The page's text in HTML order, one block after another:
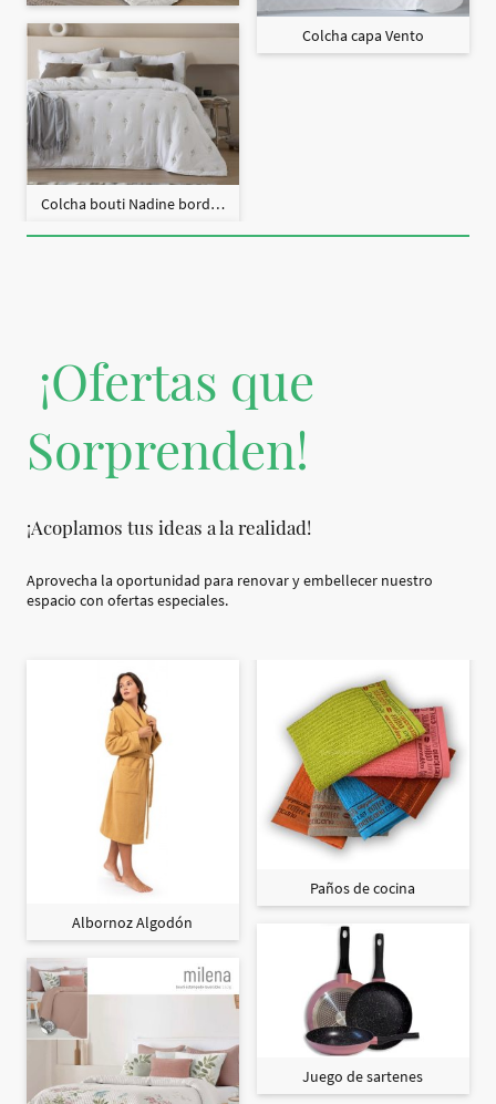
Colcha bouti Nadine bordado + fundas cojín
Colcha capa Vento
¡Ofertas que
Sorprenden!
¡Acoplamos tus ideas a la realidad!
Aprovecha la oportunidad para renovar y embellecer nuestro
espacio con ofertas especiales.
Albornoz Algodón
Paños de cocina
Juego de sartenes